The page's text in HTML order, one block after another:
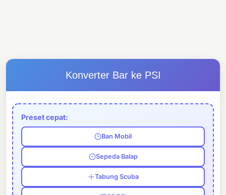
Konverter Bar ke PSI
Preset cepat:
Ban Mobil
Sepeda Balap
Tabung Scuba